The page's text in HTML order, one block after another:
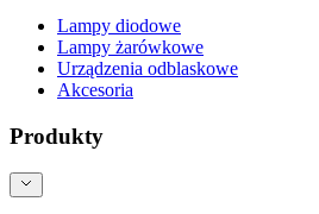
Lampy diodowe
Lampy żarówkowe
Urządzenia odblaskowe
Akcesoria
Produkty